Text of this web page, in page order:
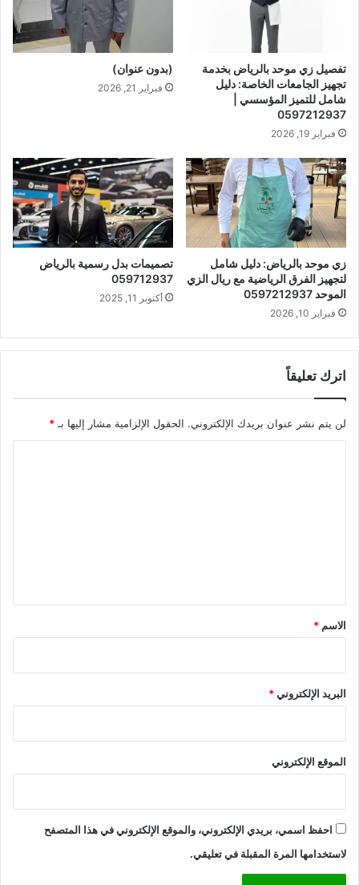
تفصيل زي موحد بالرياض بخدمة
تجهيز الجامعات الخاصة: دليل
شامل للتميز المؤسسي |
0597212937
فبراير 19, 2026
(بدون عنوان)
فبراير 21, 2026
زي موحد بالرياض: دليل شامل
لتجهيز الفرق الرياضية مع ريال الزي
الموحد 0597212937
فبراير 10, 2026
تصميمات بدل رسمية بالرياض
059712937
أكتوبر 11, 2025
اترك تعليقاً
لن يتم نشر عنوان بريدك الإلكتروني. الحقول الإلزامية مشار إليها بـ*
*
الاسم *
البريد الإلكتروني*
الموقع الإلكتروني
احفظ اسمي، بريدي الإلكتروني، والموقع الإلكتروني في هذا المتصفح
لاستخدامها المرة المقبلة في تعليقي.